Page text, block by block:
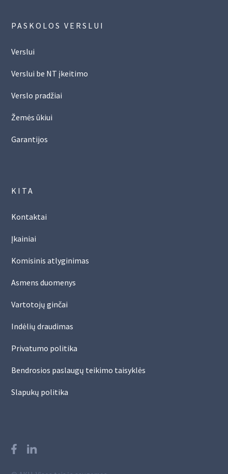
PASKOLOS VERSLUI
Verslui
Verslui be NT įkeitimo
Verslo pradžiai
Žemės ūkiui
Garantijos
KITA
Kontaktai
Įkainiai
Komisinis atlyginimas
Asmens duomenys
Vartotojų ginčai
Indėlių draudimas
Privatumo politika
Bendrosios paslaugų teikimo taisyklės
Slapukų politika